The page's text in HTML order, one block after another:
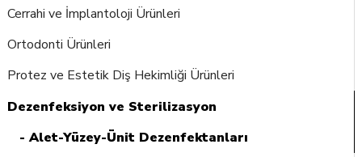
Cerrahi ve İmplantoloji Ürünleri
Ortodonti Ürünleri
Protez ve Estetik Diş Hekimliği Ürünleri
Dezenfeksiyon ve Sterilizasyon
- Alet-Yüzey-Ünit Dezenfektanları